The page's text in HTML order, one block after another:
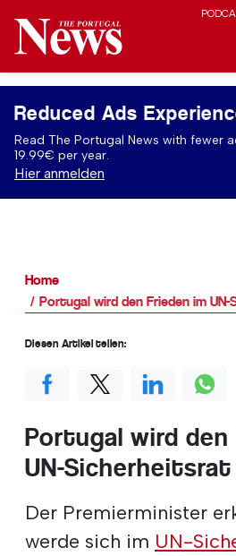
Reduced Ads
Read The Portugal News with fewer
19.99€ per year.
Hier anmelden
Home
Portugal wird den Frieden im
Portugal wird den
UN-
Der Premierminister
werde sich im UN-
Diesen Artikel teilen: